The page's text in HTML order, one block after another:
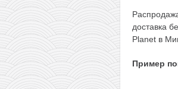
доставка
Planet в
Пример